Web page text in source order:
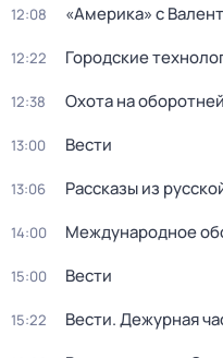
12:08 «Америка» с
12:22 Городские
12:38 Охота на оборотней
13:00 Вести
13:06 Рассказы из
14:00 Международное
15:00 Вести
15:22 Вести. Дежурная